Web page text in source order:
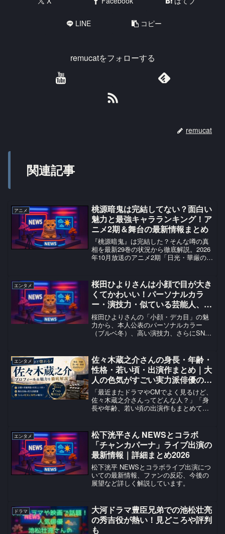
LINE コピー
remucatをフォローする
remucat
関連記事
アニメ
桃源暗鬼は完結してない？面白い
魅力と最強キャラランキング！ア
ニメ2期＆舞台の最新情報まとめ
『桃源暗鬼』は完結した？そんな噂の真
相を最新29巻の状況から徹底解説。2026
年10月放送のアニメ2期「日光・華厳の滝
で、本作の魅力を余すことなくお届けし
ます。
エンタメ
桜田ひよりさんは小顔で目が大き
くてかわいい！パーソナルカラ
ー・演技力・似ている芸能人、始
球式のユニフォーム姿まで2026
年最新情報を調査！
桜田ひよりさんの「小顔・デカ目」の魅
力から、本人公表のパーソナルカラー
（ブルベ冬）、高い演技力、さらにSNS
ている芸能人の噂も紹介します。
エンタメ
佐々木蔵之介さんの身長・年齢・
性格・若い頃・出演作まとめ｜大
人の色気がすごい実力派俳優の魅
力を解説！
「最近またドラマやCMでよく見るけど、
佐々木蔵之介さんってどんな人？」「身
長や年齢、若い頃の出演作もまとめて知
さんは、182cmの高身長と落ち着いた低
音ボイス、大人の...
エンタメ
松下洸平さん NEWSとコラボ
「チャンカパーナ」ライブ出演の
最新情報｜詳細まとめ2026
松下洸平 NEWSとコラボライブ出演につ
いての最新情報、ファンの反応、今後の
展望など詳しく解説しています。
ドラマ
大河ドラマ豊臣兄弟での池松壮亮
の秀吉役が熱い！見どころや評判
も